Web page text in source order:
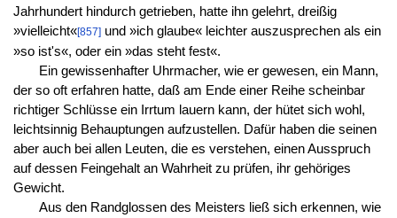
Jahrhundert hindurch getrieben, hatte ihn gelehrt, dreißig
»vielleicht«[857]und »ich glaube« leichter auszusprechen als ein
»so ist's«, oder ein »das steht fest«.
Ein gewissenhafter Uhrmacher, wie er gewesen, ein Mann,
der so oft erfahren hatte, daß am Ende einer Reihe scheinbar
richtiger Schlüsse ein Irrtum lauern kann, der hütet sich wohl,
leichtsinnig Behauptungen aufzustellen. Dafür haben die seinen
aber auch bei allen Leuten, die es verstehen, einen Ausspruch
auf dessen Feingehalt an Wahrheit zu prüfen, ihr gehöriges
Gewicht.
Aus den Randglossen des Meisters ließ sich erkennen, wie